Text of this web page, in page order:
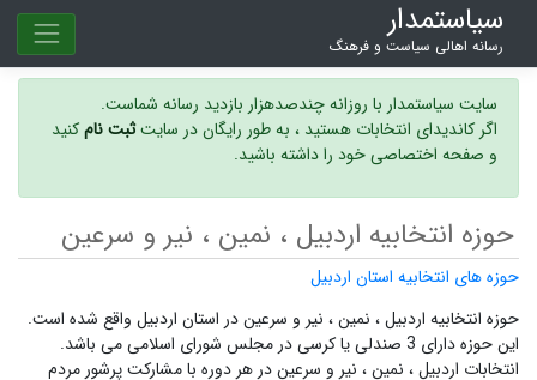
سیاستمدار
رسانه اهالی سیاست و فرهنگ
سایت سیاستمدار با روزانه چندصدهزار بازدید رسانه شماست.
اگر کاندیدای انتخابات هستید ، به طور رایگان در سایتثبت نامکنید
و صفحه اختصاصی خود را داشته باشید.
حوزه انتخابیه اردبیل ، نمین ، نیر و سرعین
حوزه های انتخابیه استان اردبیل
حوزه انتخابیه اردبیل ، نمین ، نیر و سرعین در استان اردبیل واقع شده است.
این حوزه دارای 3 صندلی یا کرسی در مجلس شورای اسلامی می باشد.
انتخابات اردبیل ، نمین ، نیر و سرعین در هر دوره با مشارکت پرشور مردم